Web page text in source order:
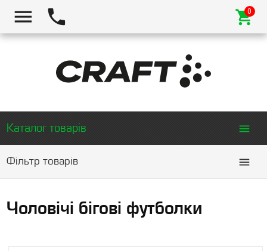
Каталог товарів
Фільтр товарів
Чоловічі бігові футболки